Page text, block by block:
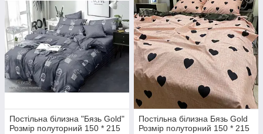
Постільна білизна "Бязь Gold"
Розмір полуторний 150 * 215
Постільна білизна Бязь Gold
Розмір полуторний 150 * 215